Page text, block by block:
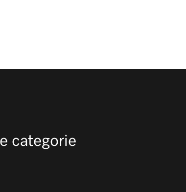
categorie